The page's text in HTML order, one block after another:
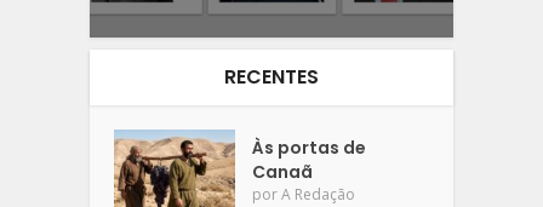
RECENTES
Às portas de
Canaã
porA Redação